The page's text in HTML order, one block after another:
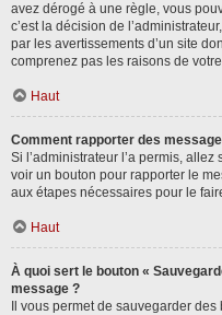
avez dérogé à une règle, vous
c’est la décision de
par les avertissements d’un site
comprenez pas les raisons de
Haut
Comment rapporter des
Si l’administrateur l’a permis,
voir un bouton pour rapporter le
aux étapes nécessaires pour le
Haut
À quoi sert le bouton «
message ?
Il vous permet de sauvegarder